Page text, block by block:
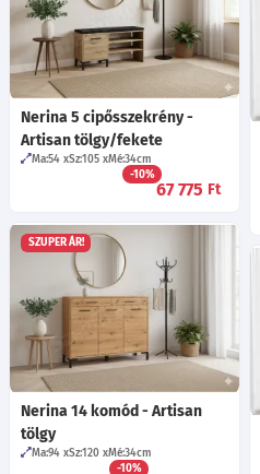
Nerina 5 cipősszekrény -
Artisan tölgy/fekete
Ma:54 Sz:105 Mé:34cm
-10%
67 775 Ft
SZUPER ÁR!
Nerina 14 komód - Artisan
tölgy
Ma:94 Sz:120 Mé:34cm
-10%